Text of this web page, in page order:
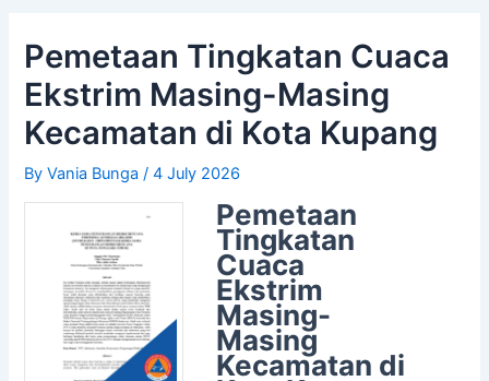
Pemetaan Tingkatan Cuaca
Ekstrim Masing-Masing
Kecamatan di Kota Kupang
ByVania Bunga/4 July 2026
Pemetaan
Tingkatan
Cuaca
Ekstrim
Masing-
Masing
Kecamatan di